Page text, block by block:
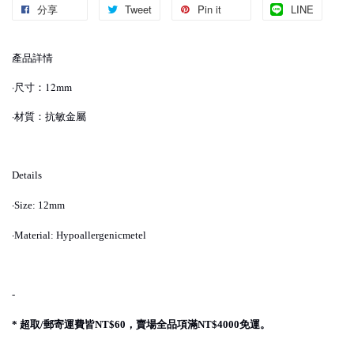
分享 Tweet Pin it LINE
產品詳情
·尺寸：12mm
·材質：抗敏金屬
Details
·Size: 12mm
·Material: Hypoallergenicmetel
-
* 超取/郵寄運費皆NT$60 ，賣場全品項滿NT$4000免運。